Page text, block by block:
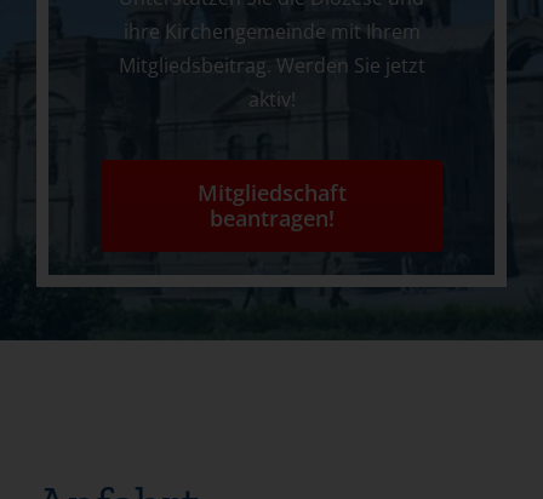
ihre Kirchengemeinde mit Ihrem
Mitgliedsbeitrag. Werden Sie jetzt
aktiv!
Mitgliedschaft
beantragen!